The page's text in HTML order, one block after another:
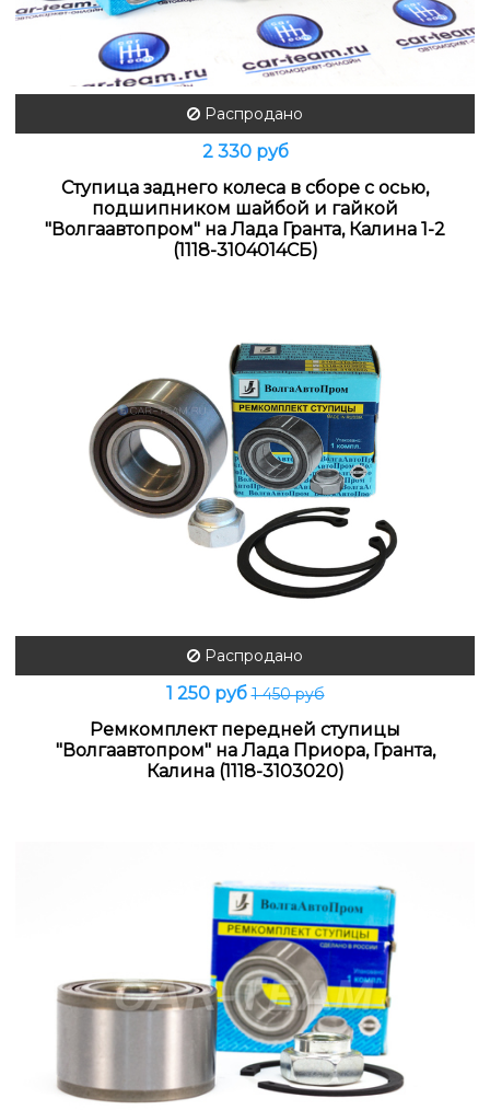
Распродано
2 330 руб
Ступица заднего колеса в сборе с осью,
подшипником шайбой и гайкой
"Волгаавтопром" на Лада Гранта, Калина 1-2
(1118-3104014СБ)
Распродано
1 250 руб1 450 руб
Ремкомплект передней ступицы
"Волгаавтопром" на Лада Приора, Гранта,
Калина (1118-3103020)